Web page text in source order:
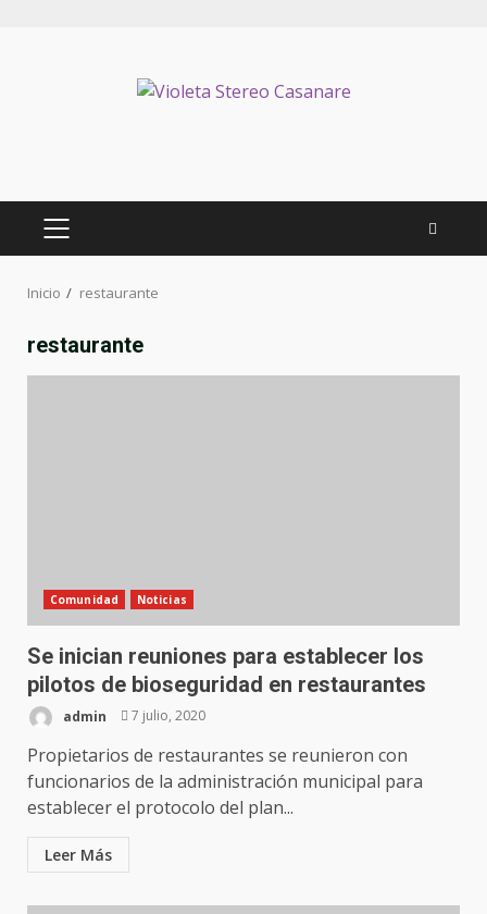
Inicio restaurante
restaurante
Comunidad Noticias
Se inician reuniones para establecer los
pilotos de bioseguridad en restaurantes
admin 7 julio, 2020
Propietarios de restaurantes se reunieron con
funcionarios de la administración municipal para
establecer el protocolo del plan...
Leer Más